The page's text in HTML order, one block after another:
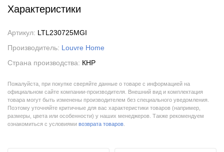
Характеристики
Артикул: LTL230725MGI
Производитель: Louvre Home
Страна производства: КНР
Пожалуйста, при покупке сверяйте данные о товаре с информацией на
официальном сайте компании-производителя. Внешний вид и комплектация
товара могут быть изменены производителем без специального уведомления.
Поэтому уточняйте критичные для вас характеристики товаров (например,
размеры, цвета или особенности) у наших менеджеров. Также рекомендуем
ознакомиться с условиями возврата товаров